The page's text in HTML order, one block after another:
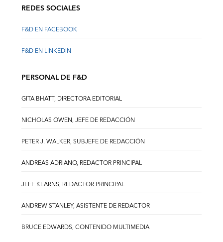
REDES SOCIALES
F&D EN FACEBOOK
F&D EN LINKEDIN
PERSONAL DE F&D
GITA BHATT, DIRECTORA EDITORIAL
NICHOLAS OWEN, JEFE DE REDACCIÓN
PETER J. WALKER, SUBJEFE DE REDACCIÓN
ANDREAS ADRIANO, REDACTOR PRINCIPAL
JEFF KEARNS, REDACTOR PRINCIPAL
ANDREW STANLEY, ASISTENTE DE REDACTOR
BRUCE EDWARDS, CONTENIDO MULTIMEDIA